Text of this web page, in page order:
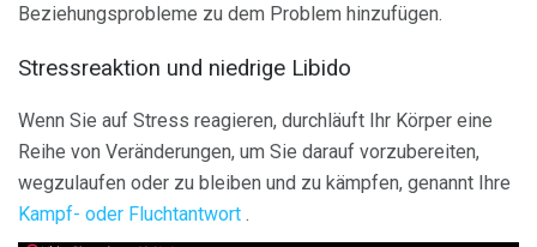
Beziehungsprobleme zu dem Problem hinzufügen.
Stressreaktion und niedrige Libido
Wenn Sie auf Stress reagieren, durchläuft Ihr Körper eine
Reihe von Veränderungen, um Sie darauf vorzubereiten,
wegzulaufen oder zu bleiben und zu kämpfen, genannt Ihre
Kampf- oder Fluchtantwort .